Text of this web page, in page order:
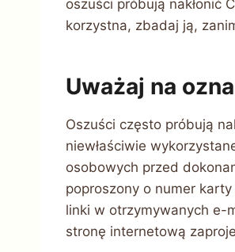
oszuści próbują nakłonić
korzystna, zbadaj ją,
Uważaj na
Oszuści często próbują
niewłaściwie
osobowych przed
poproszony o numer
linki w otrzymywanych e-
stronę internetową